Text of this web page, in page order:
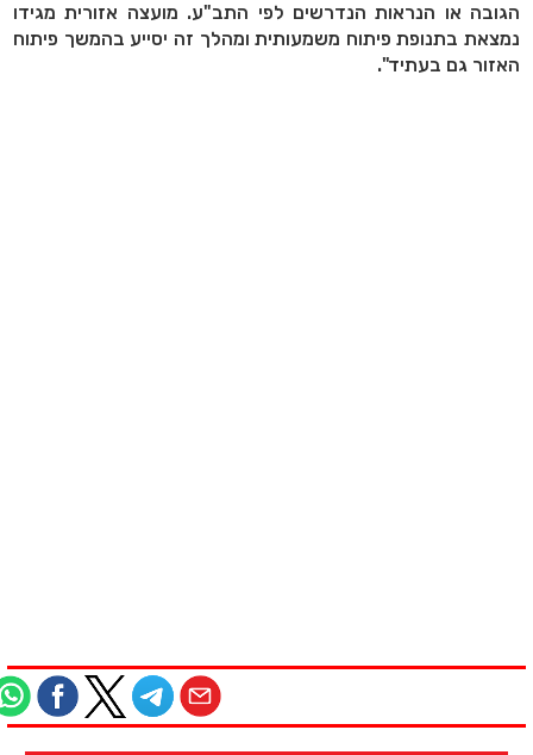
הגובה או הנראות הנדרשים לפי התב"ע. מועצה אזורית מגידו
נמצאת בתנופת פיתוח משמעותית ומהלך זה יסייע בהמשך פיתוח
האזור גם בעתיד".